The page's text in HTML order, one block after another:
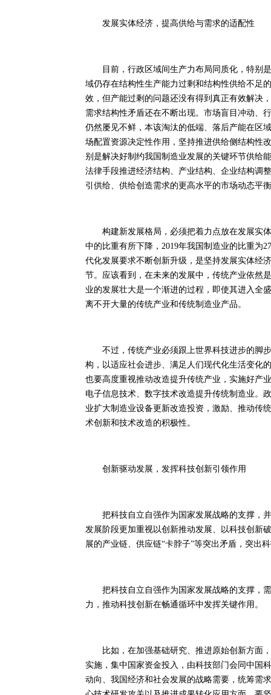
发展实体经济，提高供给与需求的适配性
目前，行政区域间生产力布局同质化，特别是
域仍存在结构性生产能力过剩和结构性供给不足
效，但产能过剩的问题还没有得到真正有效解决
需求结构性矛盾还在不断出现。市场盲目冲动、
仍然屡见不鲜，本该淘汰的低端、落后产能在区
场配置资源决定性作用，坚持推进供给侧结构性
别是解决好制约我国制造业发展的关键环节供给
法律手段推进经济结构、产业结构、企业结构调
引供给、供给创造需求的更高水平的市场动态平
构建新发展格局，必须把着力点放在发展实体
中的比重有所下降，2019年我国制造业的比重为
代化发展要求不断创新升级，是坚持发展实体经
节。应该看到，在未来的发展中，传统产业依然
业的发展壮大是一个渐进的过程，即使其进入全
离不开大量的传统产业和传统制造业产品。
不过，传统产业必须跟上世界科技进步的脚步
构，以适应社会进步、满足人们现代化生活变化
也要高度重视推动改造提升传统产业，实施好产
电子信息技术、数字技术改造提升传统制造业。
业扩大制造业设备更新改造投资，激励、推动传
术创新和技术改造的积极性。
创新驱动发展，发挥科技创新引领作用
把科技自立自强作为国家发展战略的支撑，并
发展阶段更加重视以创新推动发展、以科技创新
展的产业链、供应链“卡脖子”等突出矛盾，突出
把科技自立自强作为国家发展战略的支撑，需
力，推动科技创新在畅通循环中发挥关键作用。
比如，在加强基础研究、推进原始创新方面，
实施，集中国家资金投入，由科技部门会同中国
动向、我国经济和社会发展的战略需要，统筹需